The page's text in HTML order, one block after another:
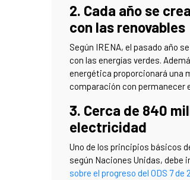
2. Cada año se
con las renovables
Según IRENA, el pasado año
con las energías verdes.
energética proporcionará una
comparación con permanecer
3. Cerca de 840
electricidad
Uno de los principios básicos
según Naciones Unidas, debe
sobre el progreso del ODS 7 de